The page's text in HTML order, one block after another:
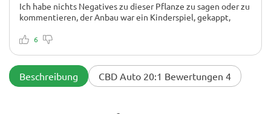
Ich habe nichts Negatives zu dieser Pflanze zu sagen oder zu
kommentieren, der Anbau war ein Kinderspiel, gekappt,
Pflanze ist robust 👊 Sie können saftige, fette Knospen
jetzt seit ein paar Tagen und bin überwältigt. Ich werde nicht
high, aber nach jedem Knall einer Bong überkommt mich
6
Beschreibung CBD Auto 20:1 Bewertungen 4